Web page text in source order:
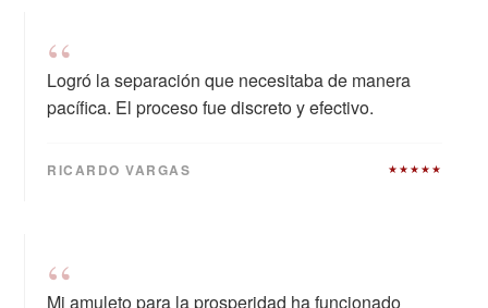
“
Logró la separación que necesitaba de manera
pacífica. El proceso fue discreto y efectivo.
RICARDO VARGAS ★★★★★
“
Mi amuleto para la prosperidad ha funcionado